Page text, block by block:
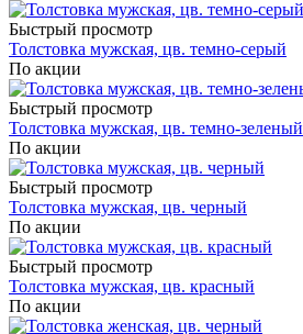
Быстрый просмотр
Толстовка мужская, цв. темно-серый
По акции
Быстрый просмотр
Толстовка мужская, цв. темно-зеленый
По акции
Быстрый просмотр
Толстовка мужская, цв. черный
По акции
Быстрый просмотр
Толстовка мужская, цв. красный
По акции